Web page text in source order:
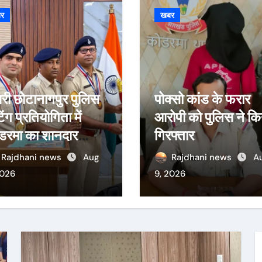
कांड के फरार
को पुलिस ने किया
Rajdhani news
Aug
खबर
गौवंशीय मांस की
आरोप में दो
किलो संदिग्ध मांस
Rajdhani news
9, 2026